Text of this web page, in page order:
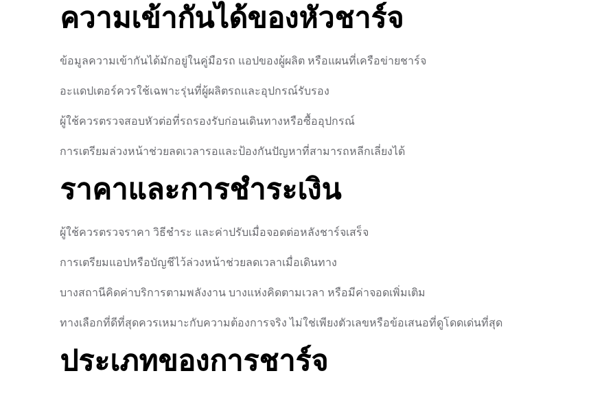
ความเข้ากันได้ของหัวชาร์จ
ข้อมูลความเข้ากันได้มักอยู่ในคู่มือรถ แอปของผู้ผลิต หรือแผนที่เครือข่ายชาร์จ
อะแดปเตอร์ควรใช้เฉพาะรุ่นที่ผู้ผลิตรถและอุปกรณ์รับรอง
ผู้ใช้ควรตรวจสอบหัวต่อที่รถรองรับก่อนเดินทางหรือซื้ออุปกรณ์
การเตรียมล่วงหน้าช่วยลดเวลารอและป้องกันปัญหาที่สามารถหลีกเลี่ยงได้
ราคาและการชำระเงิน
ผู้ใช้ควรตรวจราคา วิธีชำระ และค่าปรับเมื่อจอดต่อหลังชาร์จเสร็จ
การเตรียมแอปหรือบัญชีไว้ล่วงหน้าช่วยลดเวลาเมื่อเดินทาง
บางสถานีคิดค่าบริการตามพลังงาน บางแห่งคิดตามเวลา หรือมีค่าจอดเพิ่มเติม
ทางเลือกที่ดีที่สุดควรเหมาะกับความต้องการจริง ไม่ใช่เพียงตัวเลขหรือข้อเสนอที่ดูโดดเด่นที่สุด
ประเภทของการชาร์จ